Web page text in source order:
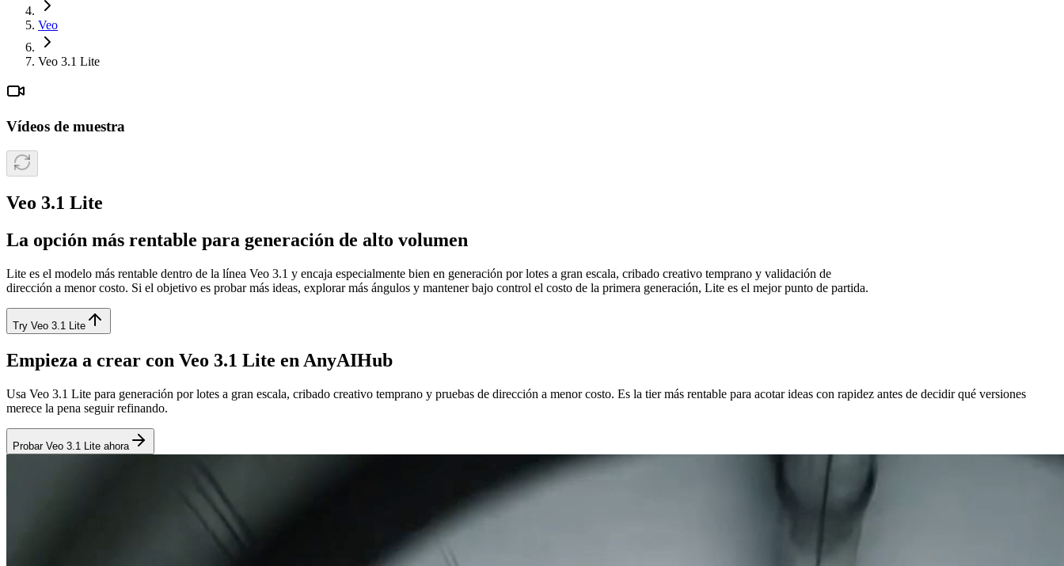
Veo
Veo 3.1 Lite
Vídeos de muestra
Veo 3.1 Lite
La opción más rentable para generación de alto volumen
Lite es el modelo más rentable dentro de la línea Veo 3.1 y encaja especialmente bien en generación por lotes a gran escala, cribado creativo temprano y validación de
dirección a menor costo. Si el objetivo es probar más ideas, explorar más ángulos y mantener bajo control el costo de la primera generación, Lite es el mejor punto de partida.
Try Veo 3.1 Lite
Empieza a crear con Veo 3.1 Lite en AnyAIHub
Usa Veo 3.1 Lite para generación por lotes a gran escala, cribado creativo temprano y pruebas de dirección a menor costo. Es la tier más rentable para acotar ideas con rapidez antes de decidir qué versiones
merece la pena seguir refinando.
Probar Veo 3.1 Lite ahora